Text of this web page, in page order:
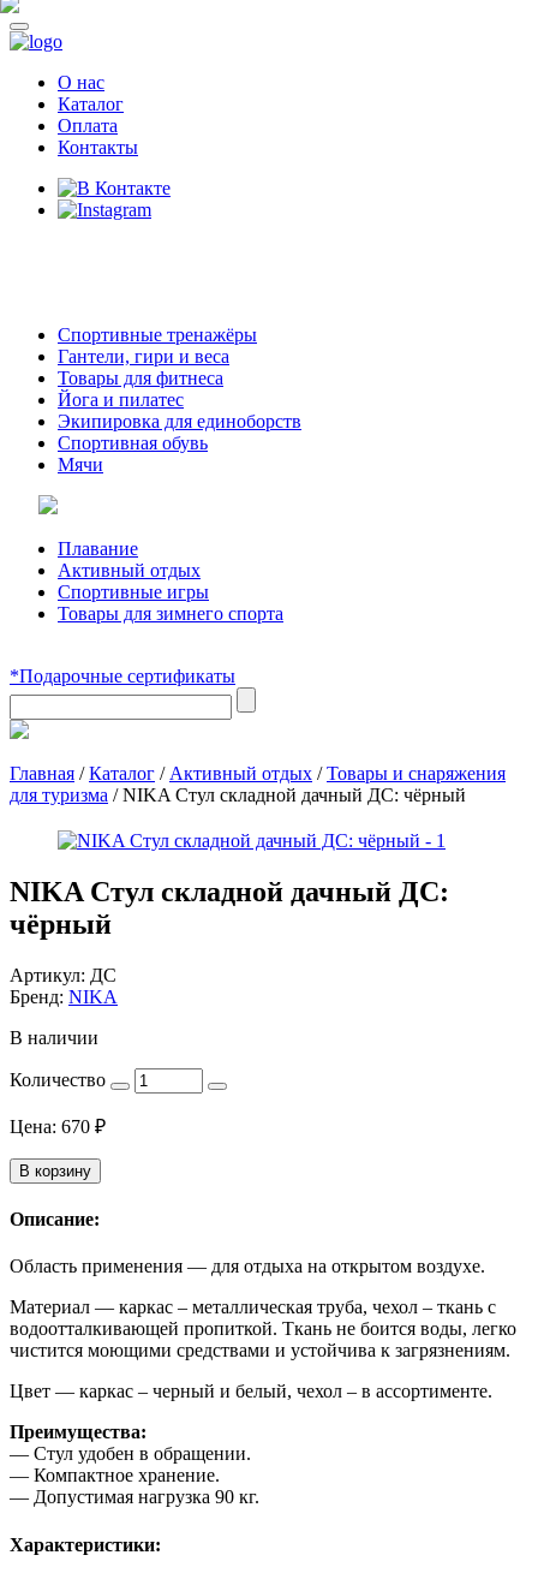
О нас
Каталог
Оплата
Контакты
Спортивные тренажёры
Гантели, гири и веса
Товары для фитнеса
Йога и пилатес
Экипировка для единоборств
Спортивная обувь
Мячи
Плавание
Активный отдых
Спортивные игры
Товары для зимнего спорта
*Подарочные сертификаты
Главная /Каталог / Активный отдых /Товары и снаряжения
для туризма /NIKA Стул складной дачный ДС: чёрный
NIKA Стул складной дачный ДС:
чёрный
Артикул: ДС
Бренд: NIKA
В наличии
Количество
Цена: 670 ₽
В корзину
Описание:
Область применения — для отдыха на открытом воздухе.
Материал — каркас – металлическая труба, чехол – ткань с
водоотталкивающей пропиткой. Ткань не боится воды, легко
чистится моющими средствами и устойчива к загрязнениям.
Цвет — каркас – черный и белый, чехол – в ассортименте.
Преимущества:
— Стул удобен в обращении.
— Компактное хранение.
— Допустимая нагрузка 90 кг.
Характеристики: